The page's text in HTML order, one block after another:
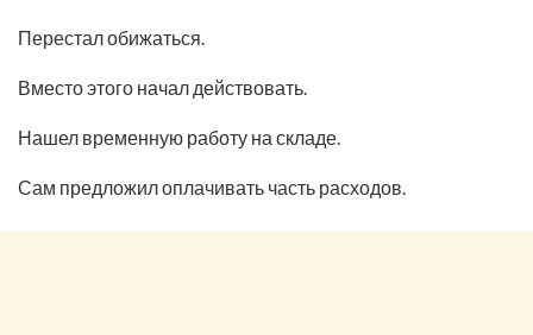
Перестал обижаться.
Вместо этого начал действовать.
Нашел временную работу на складе.
Сам предложил оплачивать часть расходов.